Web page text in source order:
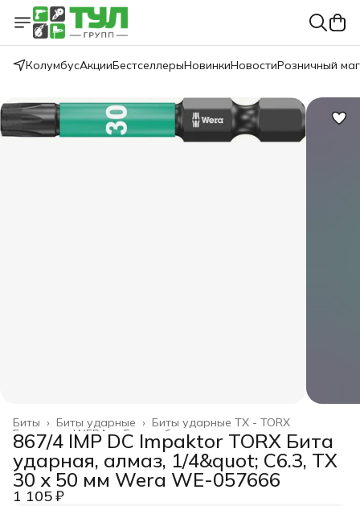
КолумбусАкцииБестселлерыНовинкиНовостиРозничный
Биты ударные TX - TORX
Биты ударные ›
Биты ›
Биты и битодержатели ›
WERA ›
Главная
867/4 IMP DC Impaktor TORX Бита
ударная, алмаз, 1/4&quot; C6.3, TX
30 x 50 мм Wera WE-057666
1 105 ₽